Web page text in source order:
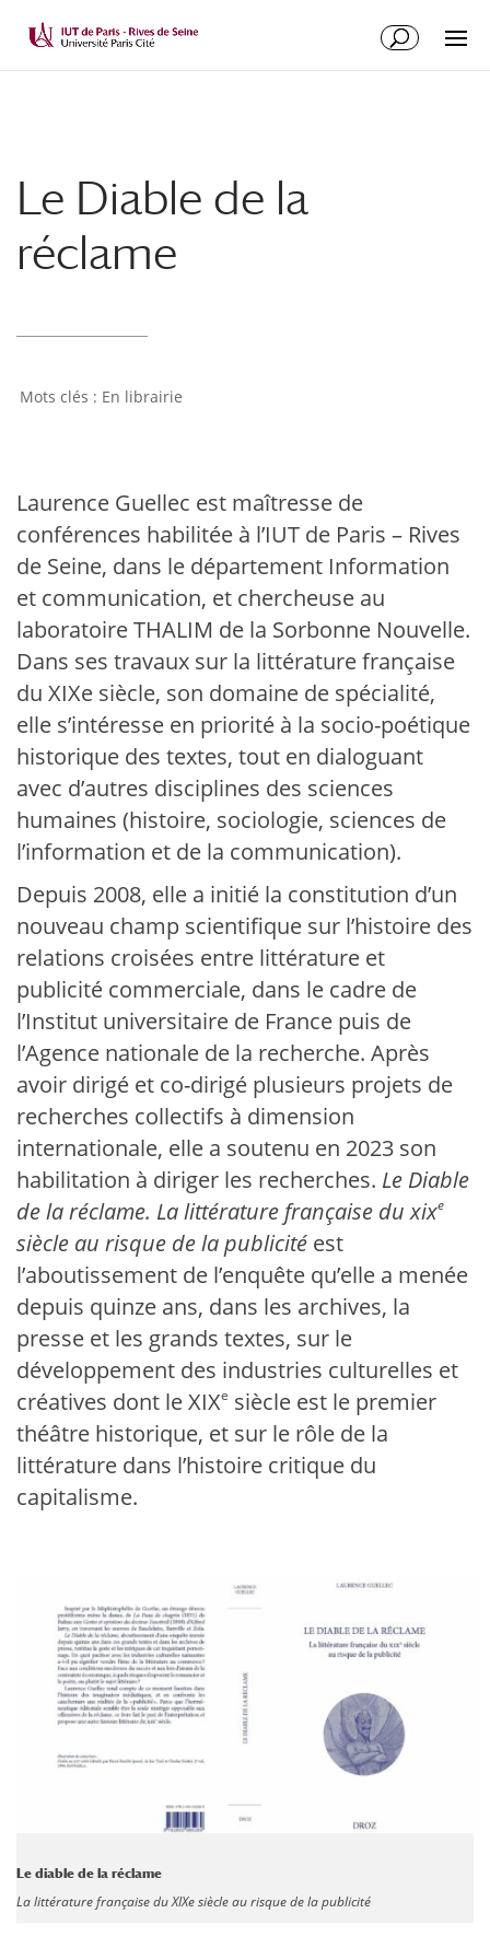
Le Diable de la
réclame
En librairie
Laurence Guellec est maîtresse de
conférences habilitée à l’IUT de Paris – Rives
de Seine, dans le département Information
et communication, et chercheuse au
laboratoire THALIM de la Sorbonne Nouvelle.
Dans ses travaux sur la littérature française
du XIXe siècle, son domaine de spécialité,
elle s’intéresse en priorité à la socio-poétique
historique des textes, tout en dialoguant
avec d’autres disciplines des sciences
humaines (histoire, sociologie, sciences de
l’information et de la communication).
Depuis 2008, elle a initié la constitution d’un
nouveau champ scientifique sur l’histoire des
relations croisées entre littérature et
publicité commerciale, dans le cadre de
l’Institut universitaire de France puis de
l’Agence nationale de la recherche. Après
avoir dirigé et co-dirigé plusieurs projets de
recherches collectifs à dimension
internationale, elle a soutenu en 2023 son
habilitation à diriger les recherches. Le Diable
de la réclame. La littérature française duxixe
siècle au risque de la publicité est
l’aboutissement de l’enquête qu’elle a menée
depuis quinze ans, dans les archives, la
presse et les grands textes, sur le
développement des industries culturelles et
créatives dont le XIXe siècle est le premier
théâtre historique, et sur le rôle de la
littérature dans l’histoire critique du
capitalisme.
Le diable de la réclame
La littérature française du XIXe siècle au risque de la publicité